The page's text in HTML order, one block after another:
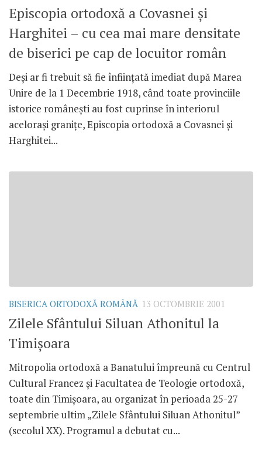
Episcopia ortodoxă a Covasnei şi
Harghitei – cu cea mai mare densitate
de biserici pe cap de locuitor român
Deşi ar fi trebuit să fie înfiinţată imediat după Marea
Unire de la 1 Decembrie 1918, când toate provinciile
istorice româneşti au fost cuprinse în interiorul
aceloraşi graniţe, Episcopia ortodoxă a Covasnei şi
Harghitei...
BISERICA ORTODOXĂ ROMÂNĂ 13 OCTOMBRIE 2001
Zilele Sfântului Siluan Athonitul la
Timişoara
Mitropolia ortodoxă a Banatului împreună cu Centrul
Cultural Francez şi Facultatea de Teologie ortodoxă,
toate din Timişoara, au organizat în perioada 25-27
septembrie ultim „Zilele Sfântului Siluan Athonitul”
(secolul XX). Programul a debutat cu...